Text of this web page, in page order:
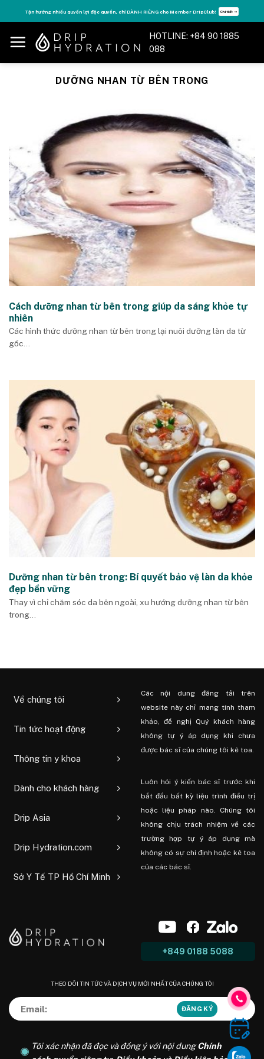
to
content
Tận hưởng nhiều quyền lợi độc quyền, chỉ DÀNH RIÊNG cho Member DripClub! Chi tiết ➝
HOTLINE: +84 90 1885
088
DƯỠNG NHAN TỪ BÊN TRONG
Cách dưỡng nhan từ bên trong giúp da sáng khỏe tự
nhiên
Các hình thức dưỡng nhan từ bên trong lại nuôi dưỡng làn da từ
gốc...
Dưỡng nhan từ bên trong: Bí quyết bảo vệ làn da khỏe
đẹp bền vững
Thay vì chỉ chăm sóc da bên ngoài, xu hướng dưỡng nhan từ bên
trong...
Về chúng tôi
Tin tức hoạt động
Thông tin y khoa
Dành cho khách hàng
Drip Asia
Drip Hydration.com
Sở Y Tế TP Hồ Chí Minh
Các nội dung đăng tải trên
website này chỉ mang tính tham
khảo, đề nghị Quý khách hàng
không tự ý áp dụng khi chưa
được bác sĩ của chúng tôi kê toa.
Luôn hỏi ý kiến ​​bác sĩ trước khi
bắt đầu bất kỳ liệu trình điều trị
hoặc liệu pháp nào. Chúng tôi
không chịu trách nhiệm về các
trường hợp tự ý áp dụng mà
không có sự chỉ định hoặc kê toa
của các bác sĩ.
+849 0188 5088
THEO DÕI TIN TỨC VÀ DỊCH VỤ MỚI NHẤT CỦA CHÚNG TÔI
Tôi xác nhận đã đọc và đồng ý với nội dungChính